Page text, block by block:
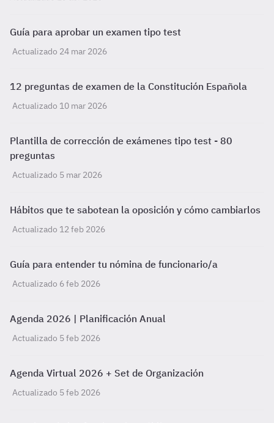
Guía para aprobar un examen tipo test
Actualizado 24 mar 2026
12 preguntas de examen de la Constitución Española
Actualizado 10 mar 2026
Plantilla de corrección de exámenes tipo test - 80
preguntas
Actualizado 5 mar 2026
Hábitos que te sabotean la oposición y cómo cambiarlos
Actualizado 12 feb 2026
Guía para entender tu nómina de funcionario/a
Actualizado 6 feb 2026
Agenda 2026 | Planificación Anual
Actualizado 5 feb 2026
Agenda Virtual 2026 + Set de Organización
Actualizado 5 feb 2026